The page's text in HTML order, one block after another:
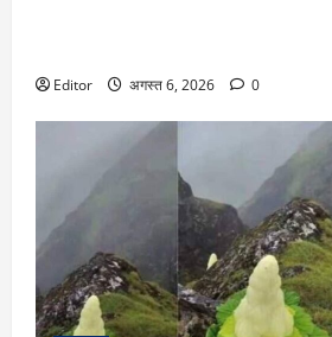
Editor अगस्त 6, 2026 0